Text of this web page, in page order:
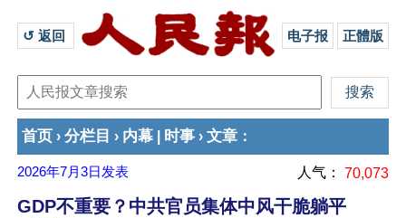
↺ 返回 电子报 正體版
首页 › 分栏目 › 内幕 时事 › 文章 ：
2026年7月3日 发表 人气： 70,073
GDP不重要？中共官员集体中风干脆躺平